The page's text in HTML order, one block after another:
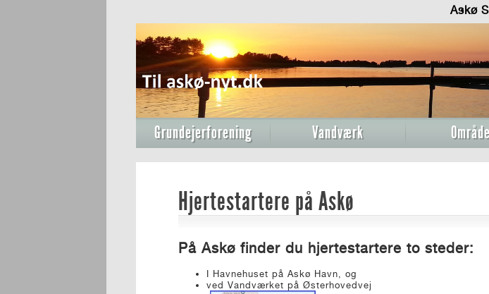
Askø
Grundejerforening Vandværk
Hjertestartere på Askø
På Askø finder du hjertestartere to steder:
I Havnehuset på Askø Havn, og
ved Vandværket på Østerhovedvej